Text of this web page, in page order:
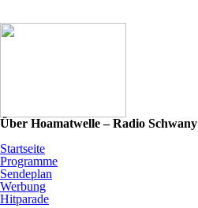
Über Hoamatwelle – Radio Schwany
Startseite
Programme
Sendeplan
Werbung
Hitparade